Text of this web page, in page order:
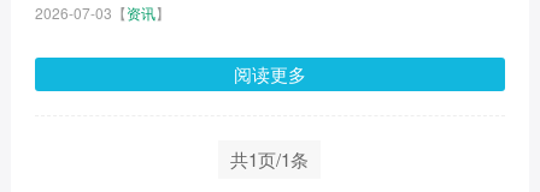
2026-07-03 【资讯】
阅读更多
共1页/1条